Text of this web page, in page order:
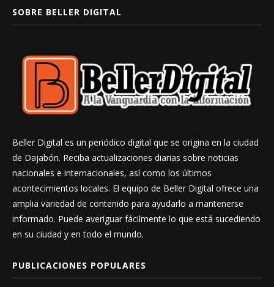
SOBRE BELLER DIGITAL
Beller Digital es un periódico digital que se origina en la ciudad
de Dajabón. Reciba actualizaciones diarias sobre noticias
nacionales e internacionales, así como los últimos
acontecimientos locales. El equipo de Beller Digital ofrece una
amplia variedad de contenido para ayudarlo a mantenerse
informado. Puede averiguar fácilmente lo que está sucediendo
en su ciudad y en todo el mundo.
PUBLICACIONES POPULARES